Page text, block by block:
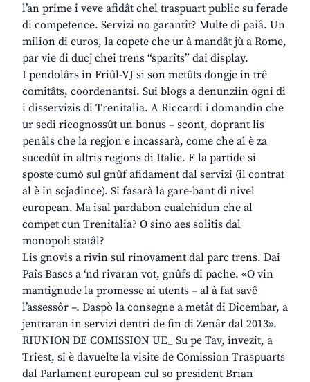
l’an prime i veve afidât chel traspuart public su ferade
di competence. Servizi no garantît? Multe di paiâ. Un
milion di euros, la copete che ur à mandât jù a Rome,
par vie di ducj chei trens “sparîts” dai display.
I pendolârs in Friûl-VJ si son metûts dongje in trê
comitâts, coordenantsi. Sui blogs a denunziin ogni dì
i disservizis di Trenitalia. A Riccardi i domandin che
ur sedi ricognossût un bonus – scont, doprant lis
penâls che la regjon e incassarà, come che al è za
sucedût in altris regjons di Italie. E la partide si
sposte cumò sul gnûf afidament dal servizi (il contrat
al è in scjadince). Si fasarà la gare-bant di nivel
european. Ma isal pardabon cualchidun che al
compet cun Trenitalia? O sino aes solitis dal
monopoli statâl?
Lis gnovis a rivin sul rinovament dal parc trens. Dai
Paîs Bascs a ‘nd rivaran vot, gnûfs di pache. «O vin
mantignude la promesse ai utents – al à fat savê
l’assessôr –. Daspò la consegne a metât di Dicembar, a
jentraran in servizi dentri de fin di Zenâr dal 2013».
RIUNION DE COMISSION UE_ Su pe Tav, invezit, a
Triest, si è davuelte la visite de Comission Traspuarts
dal Parlament european cul so president Brian